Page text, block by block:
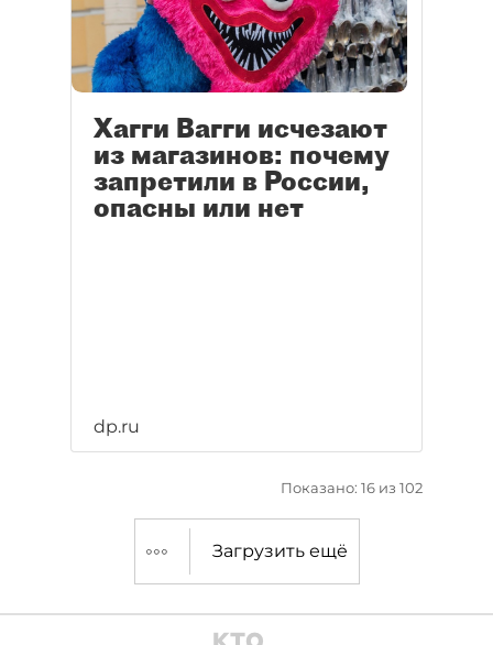
Хагги Вагги исчезают
из магазинов: почему
запретили в России,
опасны или нет
dp.ru
Показано: 16 из 102
Загрузить ещё